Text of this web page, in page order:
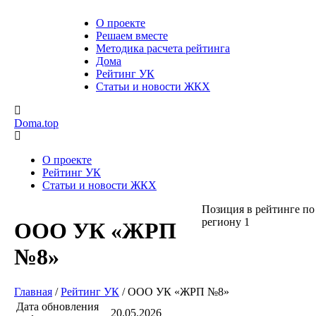
О проекте
Решаем вместе
Методика расчета рейтинга
Дома
Рейтинг УК
Статьи и новости ЖКХ
Doma.top
О проекте
Рейтинг УК
Статьи и новости ЖКХ
ООО УК «ЖРП
№8»
Позиция в рейтинге по
региону 1
Главная / Рейтинг УК / ООО УК «ЖРП №8»
Дата обновления
20.05.2026